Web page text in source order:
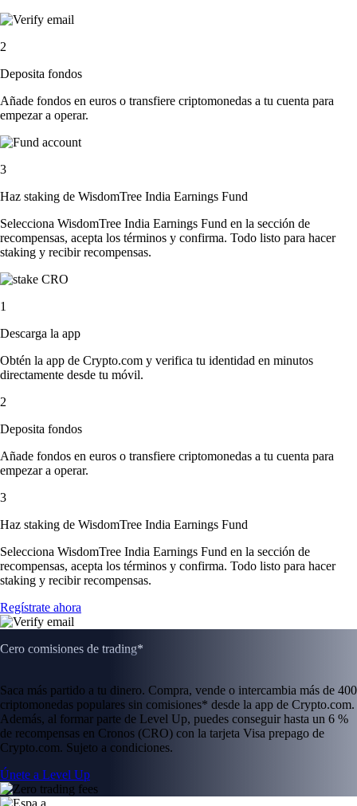
2
Deposita fondos
Añade fondos en euros o transfiere criptomonedas a tu cuenta para
empezar a operar.
3
Haz staking de WisdomTree India Earnings Fund
Selecciona WisdomTree India Earnings Fund en la sección de
recompensas, acepta los términos y confirma. Todo listo para hacer
staking y recibir recompensas.
1
Descarga la app
Obtén la app de Crypto.com y verifica tu identidad en minutos
directamente desde tu móvil.
2
Deposita fondos
Añade fondos en euros o transfiere criptomonedas a tu cuenta para
empezar a operar.
3
Haz staking de WisdomTree India Earnings Fund
Selecciona WisdomTree India Earnings Fund en la sección de
recompensas, acepta los términos y confirma. Todo listo para hacer
staking y recibir recompensas.
Regístrate ahora
Cero comisiones de trading*
Saca más partido a tu dinero. Compra, vende o intercambia más de 400
criptomonedas populares sin comisiones* desde la app de Crypto.com.
Además, al formar parte de Level Up, puedes conseguir hasta un 6 %
de recompensas en Cronos (CRO) con la tarjeta Visa prepago de
Crypto.com. Sujeto a condiciones.
Únete a Level Up